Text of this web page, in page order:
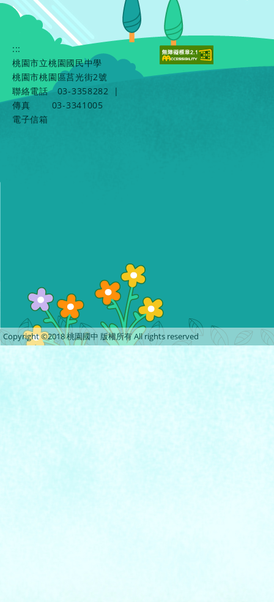
:::
桃園市立桃園國民中學
桃園市桃園區莒光街2號
聯絡電話
03-3358282
|
傳真
03-3341005
電子信箱
Copyright ©2018 桃園國中 版權所有 All rights reserved